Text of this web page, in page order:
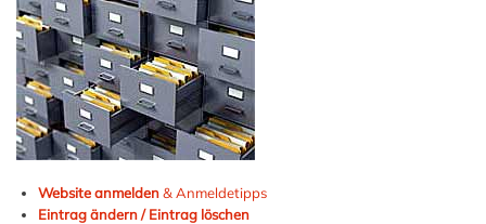
Website anmelden& Anmeldetipps
Eintrag ändern / Eintrag löschen